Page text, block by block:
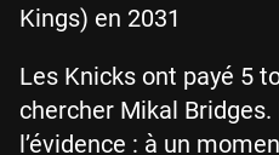
Kings) en 2031
Les Knicks ont payé 5
chercher Mikal
l’évidence : à un